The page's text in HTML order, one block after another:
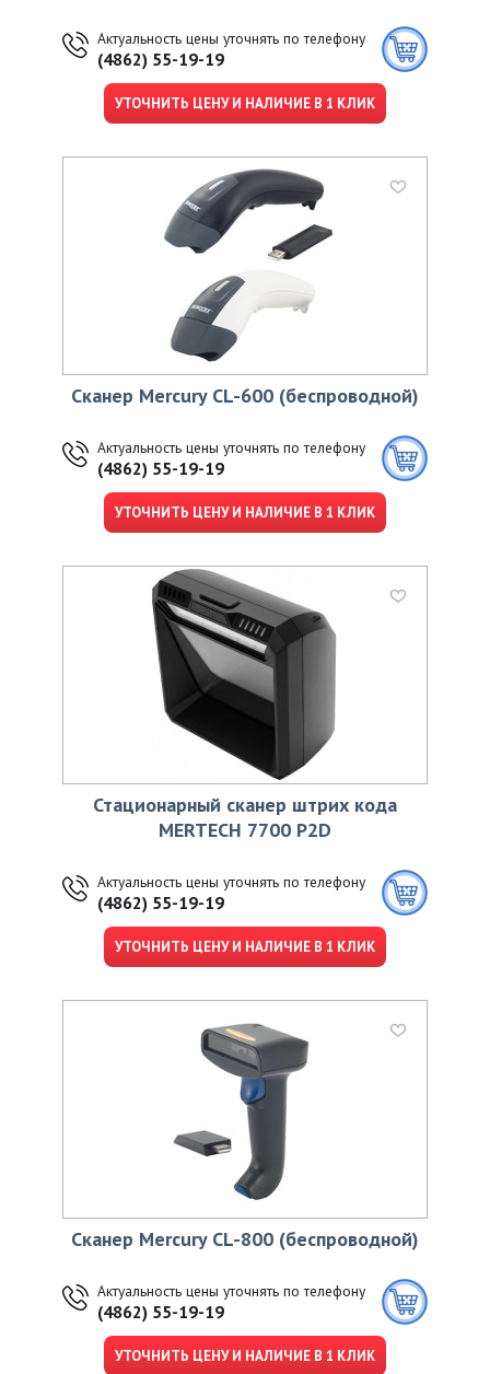
Актуальность цены уточнять по телефону
(4862) 55-19-19
УТОЧНИТЬ ЦЕНУ И НАЛИЧИЕ В 1 КЛИК
Сканер Mercury CL-600 (беспроводной)
Актуальность цены уточнять по телефону
(4862) 55-19-19
УТОЧНИТЬ ЦЕНУ И НАЛИЧИЕ В 1 КЛИК
Стационарный сканер штрих кода
MERTECH 7700 P2D
Актуальность цены уточнять по телефону
(4862) 55-19-19
УТОЧНИТЬ ЦЕНУ И НАЛИЧИЕ В 1 КЛИК
Сканер Mercury CL-800 (беспроводной)
Актуальность цены уточнять по телефону
(4862) 55-19-19
УТОЧНИТЬ ЦЕНУ И НАЛИЧИЕ В 1 КЛИК